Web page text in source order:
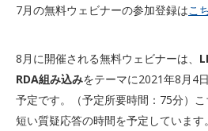
7月の無料ウェビナーの参加登録はこ
8月に開催される無料ウェビナーは、
RDA組み込みをテーマに2021年8月4
予定です。（予定所要時間：75分）こ
短い質疑応答の時間を予定しています。